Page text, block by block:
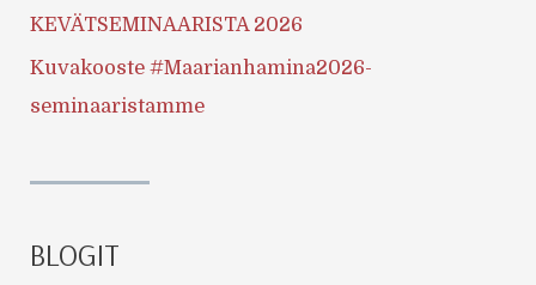
KEVÄTSEMINAARISTA 2026
Kuvakooste #Maarianhamina2026-
seminaaristamme
BLOGIT